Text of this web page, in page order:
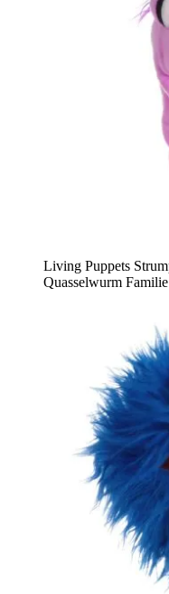
Living Puppets
Quasselwurm Familie